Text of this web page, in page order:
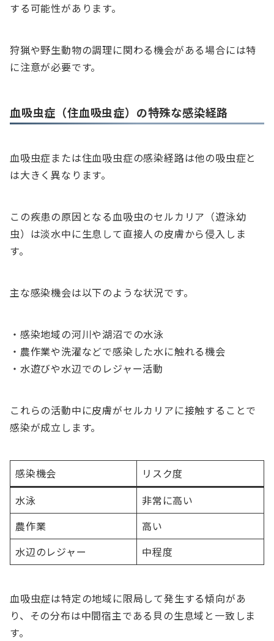
する可能性があります。
狩猟や野生動物の調理に関わる機会がある場合には特
に注意が必要です。
血吸虫症（住血吸虫症）の特殊な感染経路
血吸虫症または住血吸虫症の感染経路は他の吸虫症と
は大きく異なります。
この疾患の原因となる血吸虫のセルカリア（遊泳幼
虫）は淡水中に生息して直接人の皮膚から侵入しま
す。
主な感染機会は以下のような状況です。
・感染地域の河川や湖沼での水泳
・農作業や洗濯などで感染した水に触れる機会
・水遊びや水辺でのレジャー活動
これらの活動中に皮膚がセルカリアに接触することで
感染が成立します。
感染機会
リスク度
水泳
非常に高い
農作業
高い
水辺のレジャー
中程度
血吸虫症は特定の地域に限局して発生する傾向があ
り、その分布は中間宿主である貝の生息域と一致しま
す。